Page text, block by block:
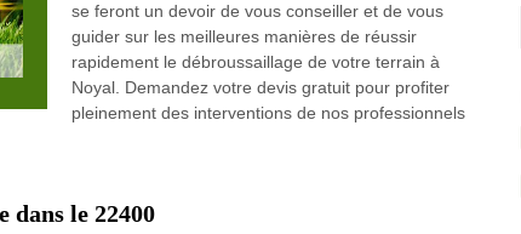
se feront un devoir de vous conseiller et de vous
guider sur les meilleures manières de réussir
rapidement le débroussaillage de votre terrain à
Noyal. Demandez votre devis gratuit pour profiter
pleinement des interventions de nos professionnels
dans le 22400